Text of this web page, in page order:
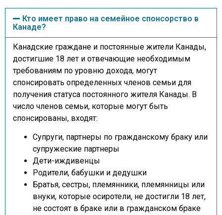
Кто имеет право на семейное спонсорство в
Канаде?
Канадские граждане и постоянные жители Канады,
достигшие 18 лет и отвечающие необходимым
требованиям по уровню дохода, могут
спонсировать определенных членов семьи для
получения статуса постоянного жителя Канады. В
число членов семьи, которые могут быть
спонсированы, входят:
Супруги, партнеры по гражданскому браку или
супружеские партнеры
Дети-иждивенцы
Родители, бабушки и дедушки
Братья, сестры, племянники, племянницы или
внуки, которые осиротели, не достигли 18 лет,
не состоят в браке или в гражданском браке